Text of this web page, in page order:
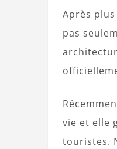
Après plus
pas
vie et elle
touristes.